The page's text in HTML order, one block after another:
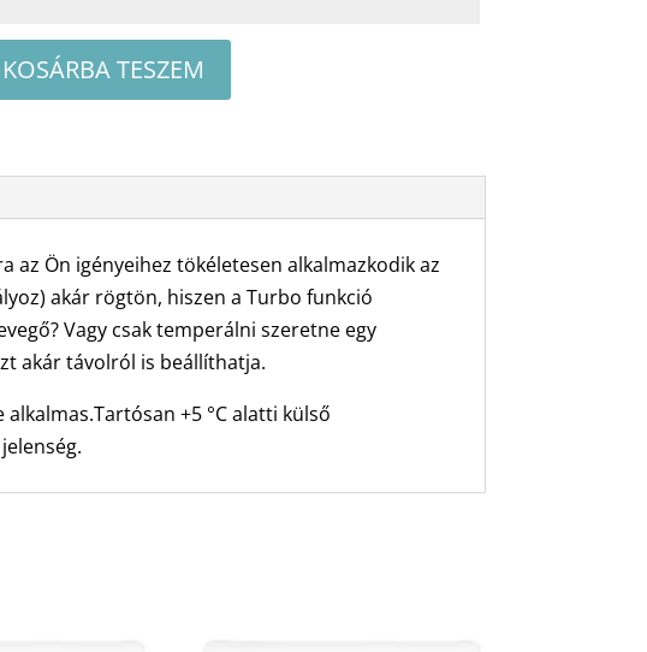
KOSÁRBA TESZEM
az Ön igényeihez tökéletesen alkalmazkodik az
akár rögtön, hiszen a Turbo funkció
Vagy csak temperálni szeretne egy
akár távolról is beállíthatja.
+5 °C alatti külső